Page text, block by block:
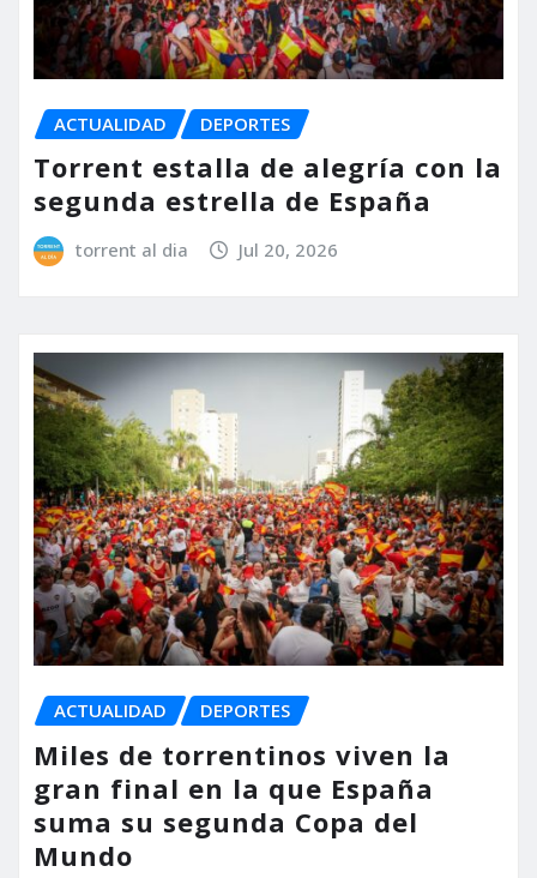
ACTUALIDAD DEPORTES
Torrent estalla de alegría con la
segunda estrella de España
torrent al dia Jul 20, 2026
ACTUALIDAD DEPORTES
Miles de torrentinos viven la
gran final en la que España
suma su segunda Copa del
Mundo